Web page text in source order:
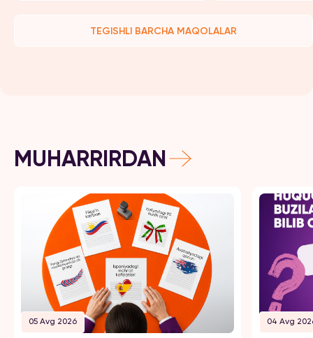
TEGISHLI BARCHA MAQOLALAR
MUHARRIRDAN
05 Avg 2026 04 Avg